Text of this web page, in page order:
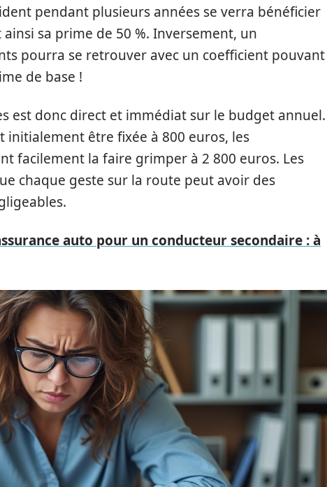
pendant plusieurs années se verra bénéficier
sa prime de 50 %. Inversement, un
pourra se retrouver avec un coefficient pouvant
de base !
est donc direct et immédiat sur le budget annuel.
être fixée à 800 euros, les
facilement la faire grimper à 2 800 euros. Les
chaque geste sur la route peut avoir des
auto pour un conducteur secondaire : à